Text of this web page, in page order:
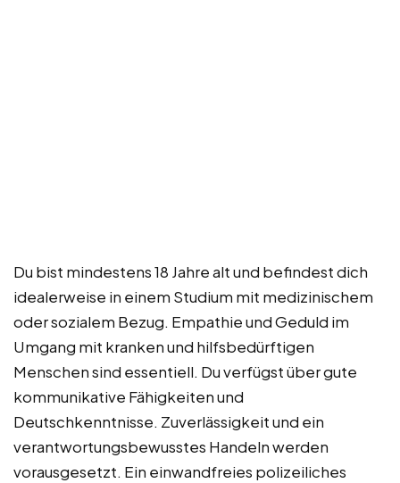
Du bist mindestens 18 Jahre alt und befindest dich
idealerweise in einem Studium mit medizinischem
oder sozialem Bezug. Empathie und Geduld im
Umgang mit kranken und hilfsbedürftigen
Menschen sind essentiell. Du verfügst über gute
kommunikative Fähigkeiten und
Deutschkenntnisse. Zuverlässigkeit und ein
verantwortungsbewusstes Handeln werden
vorausgesetzt. Ein einwandfreies polizeiliches